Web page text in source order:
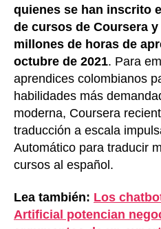
quienes se han inscrito
de cursos de Coursera
millones de horas de
octubre de 2021. Para
aprendices colombianos
habilidades más
moderna, Coursera
traducción a escala
Automático para traducir
cursos al español.
Lea también: Los
Artificial potencian